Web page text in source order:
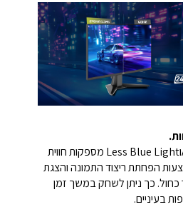
טכנולוגיות Anti-FlickerוLess Blue Light מספקות חווית
הפחתת ריצוד התמונה והצגת
כחול. כך ניתן לשחק במשך זמן
בעיניים.